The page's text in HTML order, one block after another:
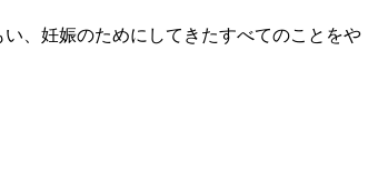
、妊娠のためにしてきたすべてのことをや